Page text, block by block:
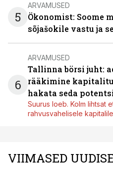
5
ARVAMUSED
Ökonomist: Soome
sõjašokile vastu ja
6
ARVAMUSED
Tallinna börsi juht:
rääkimine
hakata seda
Suurus loeb. Kolm lihtsat
rahvusvahelisele
VIIMASED